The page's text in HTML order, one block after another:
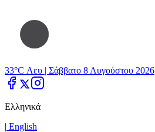
33°C Λευ | Σάββατο 8 Αυγούστου 2026
Ελληνικά
| Εnglish